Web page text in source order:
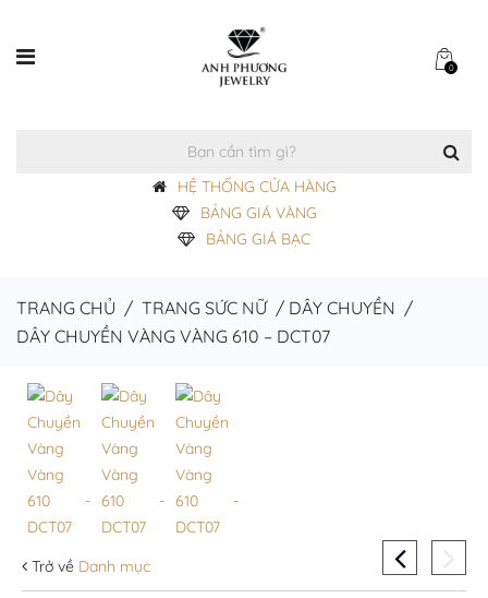
0
HỆ THỐNG CỬA HÀNG
BẢNG GIÁ VÀNG
BẢNG GIÁ BẠC
TRANG CHỦ / TRANG SỨC NỮ/ DÂY CHUYỀN /
DÂY CHUYỀN VÀNG VÀNG 610 – DCT07
Trở về Danh mục